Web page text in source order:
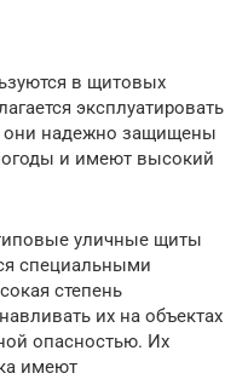
в щитовых
эксплуатировать
они надежно защищены
и имеют высокий
уличные щиты
специальными
степень
их на объектах
опасностью. Их
имеют